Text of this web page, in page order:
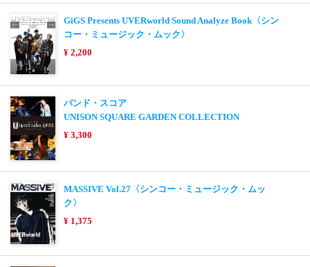
GiGS Presents UVERworld Sound Analyze Book〈シン
コー・ミュージック・ムック〉
¥ 2,200
バンド・スコア
UNISON SQUARE GARDEN COLLECTION
¥ 3,300
MASSIVE Vol.27〈シンコー・ミュージック・ムッ
ク〉
¥ 1,375